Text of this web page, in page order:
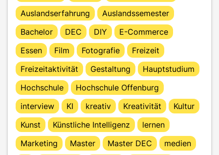
Auslandserfahrung
Auslandssemester
Bachelor
DEC DIY
E-Commerce
Essen
Film Fotografie
Freizeit
Freizeitaktivität
Gestaltung
Hauptstudium
Hochschule
Hochschule Offenburg
interview
KI kreativ Kreativität
Kultur
Kunst
Künstliche Intelligenz
lernen
Marketing
Master Master DEC
medien